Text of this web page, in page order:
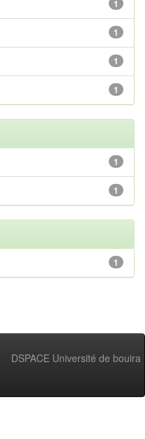
1
1
1
1
1
1
1
DSPACE Université de bouira